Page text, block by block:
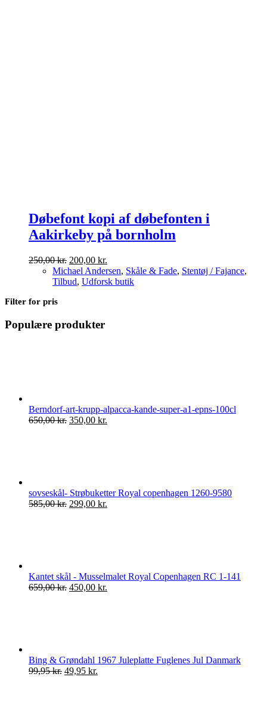
Døbefont kopi af døbefonten i
Aakirkeby på bornholm
250,00kr. Den
oprindelige
pris
200,00 kr.
aktuelle
pris
Michael Andersen, Skåle & Fade, Stentøj / Fajance,
Tilbud, Udforsk butik
Filter for pris
Populære produkter
Berndorf-art-krupp-alpacca-kande-super-a1-epns-100cl
650,00kr. Den
350,00 kr.
sovseskål- Strøbuketter Royal copenhagen 1260-9580
585,00kr. Den
299,00 kr.
Kantet skål - Musselmalet Royal Copenhagen RC 1-141
659,00kr. Den
450,00 kr.
Bing & Grøndahl 1967 Juleplatte Fuglenes Jul Danmark
99,95kr. Den
49,95 kr.